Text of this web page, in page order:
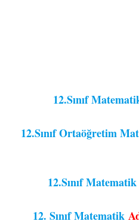
12.Sınıf
12.Sınıf Ortaöğretim
12.Sınıf
12. Sınıf Matematik